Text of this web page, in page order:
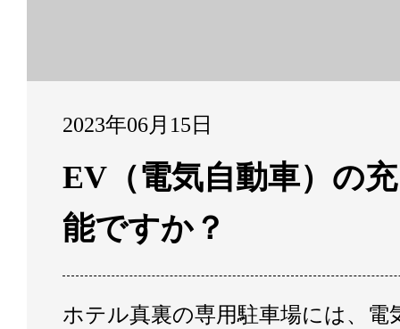
2023年06月15日
EV（電気自動車）の
能ですか？
ホテル真裏の専用駐車場には、電